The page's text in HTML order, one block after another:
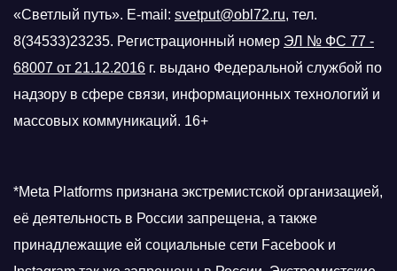
«Светлый путь». E-mail: svetput@obl72.ru, тел.
8(34533)23235. Регистрационный номер ЭЛ № ФС 77 -
68007 от 21.12.2016 г. выдано Федеральной службой по
надзору в сфере связи, информационных технологий и
массовых коммуникаций. 16+
*Meta Platforms признана экстремистской организацией,
её деятельность в России запрещена, а также
принадлежащие ей социальные сети Facebook и